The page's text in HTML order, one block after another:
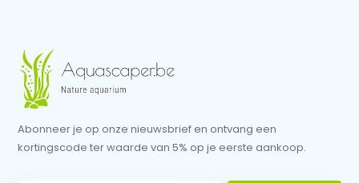
Abonneer je op onze nieuwsbrief en ontvang een
kortingscode ter waarde van 5% op je eerste aankoop.